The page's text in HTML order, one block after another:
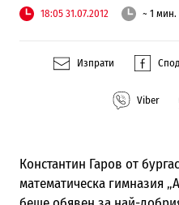
18:05 31.07.2012 ~ 1 мин.
Изпрати
Viber
Константин Гаров от
математическа гимназия